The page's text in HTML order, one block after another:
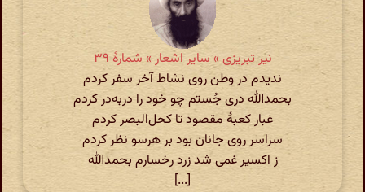
نیر تبریزی » سایر اشعار » شمارهٔ ۳۹
ندیدم در وطن روی نشاط آخر سفر کردم
بحمدالله دری جُستم چو خود را دربه‌در کردم
غبار کعبهٔ مقصود تا کحل‌البصر کردم
سراسر روی جانان بود بر هرسو نظر کردم
ز اکسیر غمی شد زرد رخسارم بحمدالله
[...]